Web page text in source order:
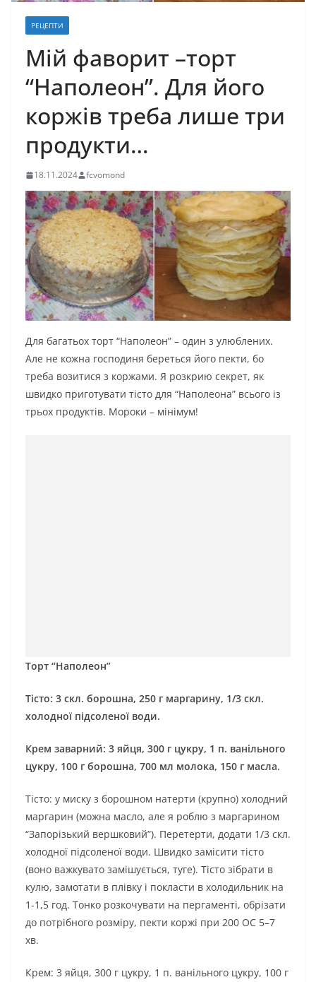
РЕЦЕПТИ
Мій фаворит –торт
“Наполеон”. Для його
коржів треба лише три
продукти…
18.11.2024 fcvomond
Для багатьох торт “Наполеон” – один з улюблених.
Але не кожна господиня береться його пекти, бо
треба возитися з коржами. Я розкрию секрет, як
швидко приготувати тісто для “Наполеона” всього із
трьох продуктів. Мороки – мінімум!
Торт “Наполеон”
Тісто: 3 скл. борошна, 250 г маргарину, 1/3 скл.
холодної підсоленої води.
Крем заварний: 3 яйця, 300 г цукру, 1 п. ванільного
цукру, 100 г борошна, 700 мл молока, 150 г масла.
Тісто: у миску з борошном натерти (крупно) холодний
маргарин (можна масло, але я роблю з маргарином
“Запорізький вершковий”). Перетерти, додати 1/3 скл.
холодної підсоленої води. Швидко замісити тісто
(воно важкувато замішується, туге). Тісто зібрати в
кулю, замотати в плівку і покласти в холодильник на
1-1,5 год. Тонко розкочувати на пергаменті, обрізати
до потрібного розміру, пекти коржі при 200 ОС 5–7
хв.
Крем: 3 яйця, 300 г цукру, 1 п. ванільного цукру, 100 г